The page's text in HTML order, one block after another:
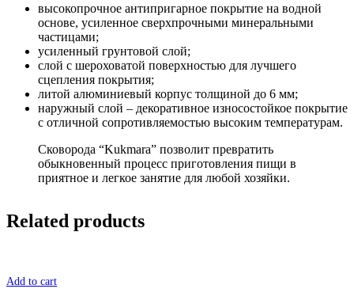
высокопрочное антипригарное покрытие на водной
основе, усиленное сверхпрочными минеральными
частицами;
усиленный грунтовой слой;
слой с шероховатой поверхностью для лучшего
сцепления покрытия;
литой алюминиевый корпус толщиной до 6 мм;
наружный слой – декоративное износостойкое покрытие
с отличной сопротивляемостью высоким температурам.
Сковорода “Kukmara” позволит превратить
обыкновенный процесс приготовления пищи в
приятное и легкое занятие для любой хозяйки.
Related products
Add to cart